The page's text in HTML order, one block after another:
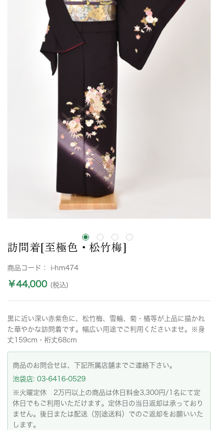
訪問着[至極色・松竹梅]
商品コード： i-hm474
￥44,000 (税込)
黒に近い深い赤紫色に、松竹梅、雪輪、菊・橘等が上品に描かれ
た華やかな訪問着です。幅広い用途でご利用くださいませ。※身
丈159cm・裄丈68cm
商品のお問合せは、下記所属店舗までご連絡下さい。
池袋店: 03-6416-0529
※火曜定休 2万円以上の商品は休日料金3,300円/1名にて定
休日でもご利用いただけます。定休日の当日返却は承っており
ません。後日または配送（別途送料）でのご返却をお願いいた
します。